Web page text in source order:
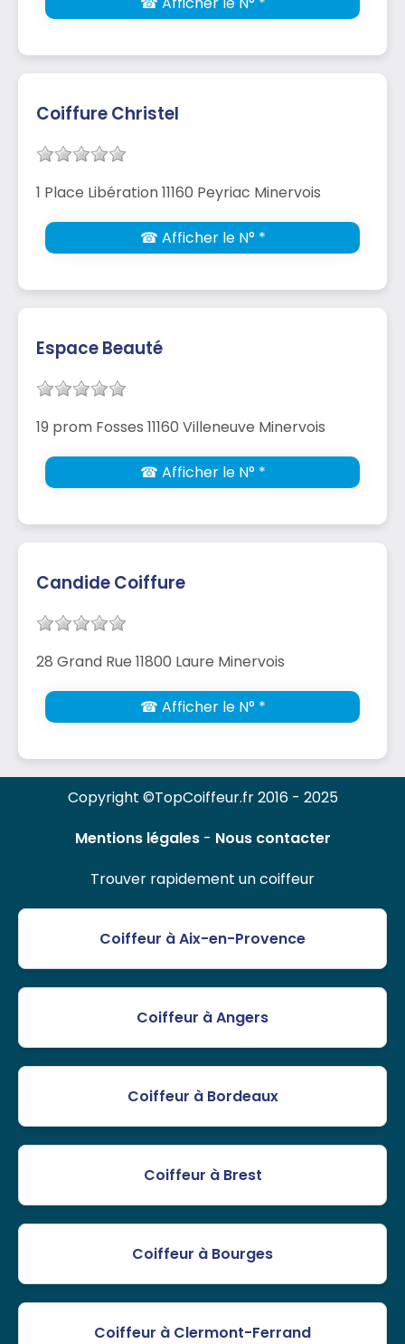
Coiffure Christel
1 Place Libération 11160 Peyriac Minervois
☎ Afficher le N° *
Espace Beauté
19 prom Fosses 11160 Villeneuve Minervois
☎ Afficher le N° *
Candide Coiffure
28 Grand Rue 11800 Laure Minervois
☎ Afficher le N° *
Copyright ©TopCoiffeur.fr 2016 - 2025
Mentions légales- Nous contacter
Trouver rapidement un coiffeur
Coiffeur à Aix-en-Provence
Coiffeur à Angers
Coiffeur à Bordeaux
Coiffeur à Brest
Coiffeur à Bourges
Coiffeur à Clermont-Ferrand